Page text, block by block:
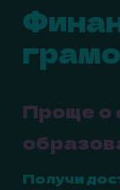
Проще о
Получи